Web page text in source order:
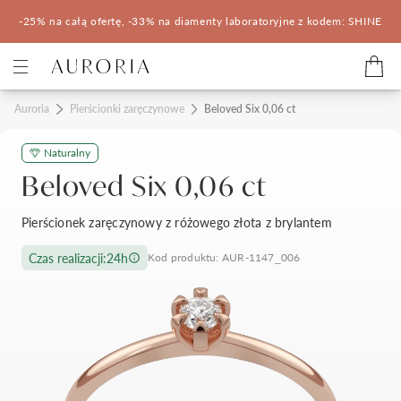
-25% na całą ofertę, -33% na diamenty laboratoryjne z kodem: SHINE
Kategorie
Pierścionki zaręczynowe
Pomocne
Konfigurator 3D
Salony Auroria
Salony Auroria
Salon Auroria Arkadia
Korzyści z zakupu
Auroria Pierścionki zaręczynowe Beloved Six 0,06 ct
Naturalny
Beloved Six 0,06 ct
Pierścionek zaręczynowy z różowego złota z brylantem
Czas realizacji:24h Kod produktu: AUR-1147_006